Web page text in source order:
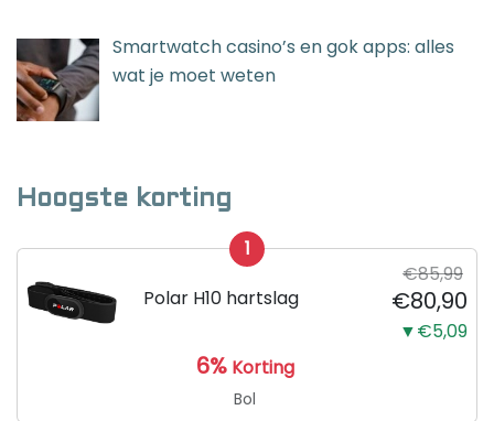
Smartwatch casino’s en gok apps: alles
wat je moet weten
Hoogste korting
1
Polar H10 hartslag
€85,99
€80,90
▼€5,09
6% Korting
Bol